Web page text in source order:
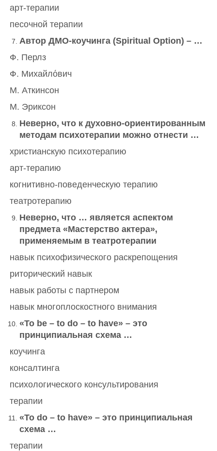
арт-терапии
песочной терапии
Автор ДМО-коучинга (Spiritual Option) – …
Ф. Перлз
Ф. Михайлόвич
М. Аткинсон
М. Эриксон
Неверно, что к духовно-ориентированным
методам психотерапии можно отнести …
христианскую психотерапию
арт-терапию
когнитивно-поведенческую терапию
театротерапию
Неверно, что … является аспектом
предмета «Мастерство актера»,
применяемым в театротерапии
навык психофизического раскрепощения
риторический навык
навык работы с партнером
навык многоплоскостного внимания
«To be – to do – to have» – это
принципиальная схема …
коучинга
консалтинга
психологического консультирования
терапии
«To do – to have» – это принципиальная
схема …
терапии